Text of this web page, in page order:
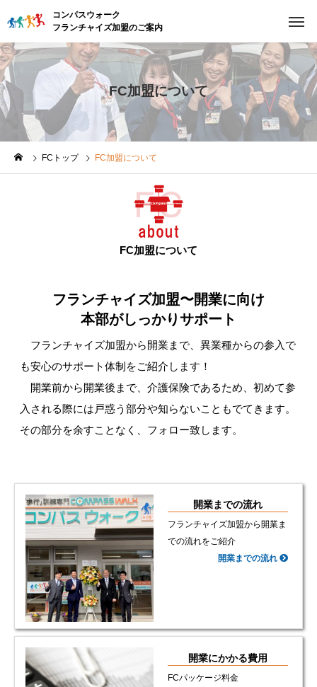
コンパスウォーク
フランチャイズ加盟のご案内
FC加盟について
FCトップ FC加盟について
FC加盟について
フランチャイズ加盟〜開業に向け
本部がしっかりサポート
フランチャイズ加盟から開業まで、異業種からの参入で
も安心のサポート体制をご紹介します！
開業前から開業後まで、介護保険であるため、初めて参
入される際には戸惑う部分や知らないこともでてきます。
その部分を余すことなく、フォロー致します。
開業までの流れ
フランチャイズ加盟から開業ま
での流れをご紹介
開業までの流れ
開業にかかる費用
FCパッケージ料金